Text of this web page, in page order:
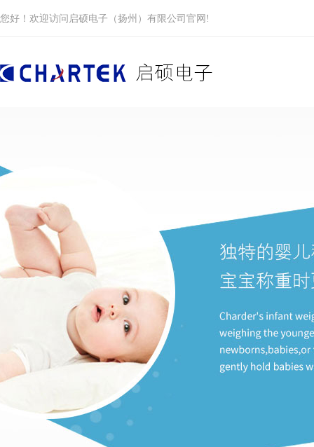
您好！欢迎访问启硕电子（扬州）有限公司官网!